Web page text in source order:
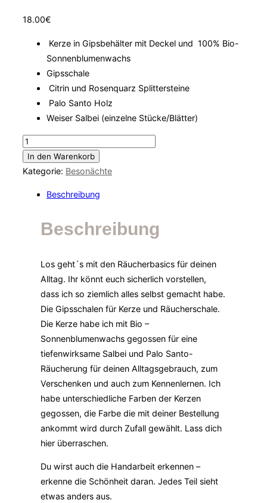
18.00€
Kerze in Gipsbehälter mit Deckel und 100% Bio-
Sonnenblumenwachs
Gipsschale
Citrin und Rosenquarz Splittersteine
Palo Santo Holz
Weiser Salbei (einzelne Stücke/Blätter)
Räucherbasics
Menge
In den Warenkorb
Kategorie: Besonächte
Beschreibung
Beschreibung
Los geht´s mit den Räucherbasics für deinen
Alltag. Ihr könnt euch sicherlich vorstellen,
dass ich so ziemlich alles selbst gemacht habe.
Die Gipsschalen für Kerze und Räucherschale.
Die Kerze habe ich mit Bio –
Sonnenblumenwachs gegossen für eine
tiefenwirksame Salbei und Palo Santo-
Räucherung für deinen Alltagsgebrauch, zum
Verschenken und auch zum Kennenlernen. Ich
habe unterschiedliche Farben der Kerzen
gegossen, die Farbe die mit deiner Bestellung
ankommt wird durch Zufall gewählt. Lass dich
hier überraschen.
Du wirst auch die Handarbeit erkennen –
erkenne die Schönheit daran. Jedes Teil sieht
etwas anders aus.